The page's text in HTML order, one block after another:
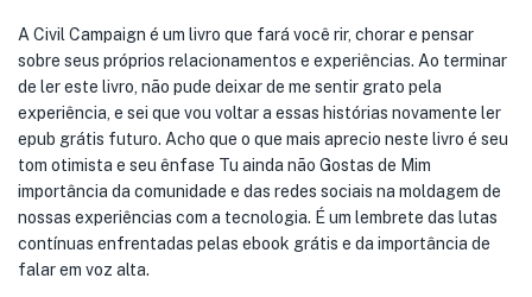
A Civil Campaign é um livro que fará você rir, chorar e pensar
sobre seus próprios relacionamentos e experiências. Ao terminar
de ler este livro, não pude deixar de me sentir grato pela
experiência, e sei que vou voltar a essas histórias novamente ler
epub grátis futuro. Acho que o que mais aprecio neste livro é seu
tom otimista e seu ênfase Tu ainda não Gostas de Mim
importância da comunidade e das redes sociais na moldagem de
nossas experiências com a tecnologia. É um lembrete das lutas
contínuas enfrentadas pelas ebook grátis e da importância de
falar em voz alta.